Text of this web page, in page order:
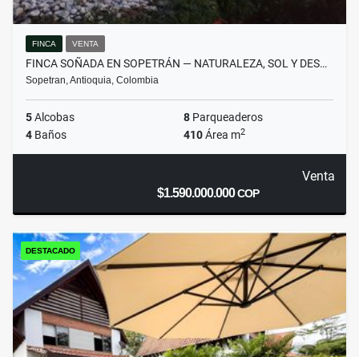
FINCA VENTA
FINCA SOÑADA EN SOPETRÁN — NATURALEZA, SOL Y DES…
Sopetran, Antioquia, Colombia
5Alcobas 8 Parqueaderos
4 Baños 410Área m2
Venta
$1.590.000.000COP
DESTACADO